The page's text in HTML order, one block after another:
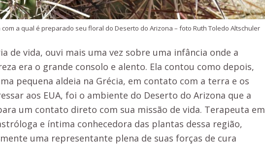
a qual é preparado seu floral do Deserto do Arizona – foto Ruth Toledo Altschuler
de vida, ouvi mais uma vez sobre uma infância onde a
era o grande consolo e alento. Ela contou como depois,
pequena aldeia na Grécia, em contato com a terra e os
aos EUA, foi o ambiente do Deserto do Arizona que a
um contato direto com sua missão de vida. Terapeuta em
e íntima conhecedora das plantas dessa região,
uma representante plena de suas forças de cura